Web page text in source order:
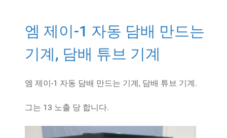
엠 제이-1 자동 담배 만드는
기계, 담배 튜브 기계
엠 제이-1 자동 담배 만드는 기계, 담배 튜브 기계.
그는 13 노출 당 합니다.